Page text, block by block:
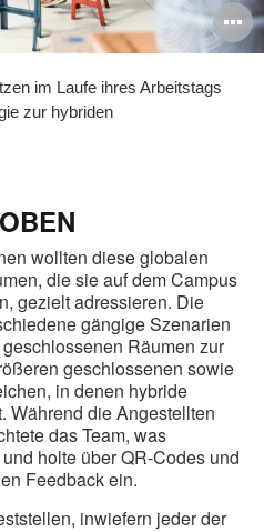
im Laufe ihres Arbeitstags
zur hybriden
wollten diese globalen
die sie auf dem Campus
gezielt adressieren. Die
gängige Szenarien
Räumen zur
geschlossenen sowie
in denen hybride
Während die Angestellten
das Team, was
holte über QR-Codes und
Feedback ein.
inwiefern jeder der